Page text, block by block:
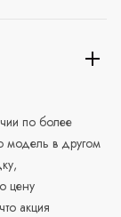
по более
модель в другом
цену
акция